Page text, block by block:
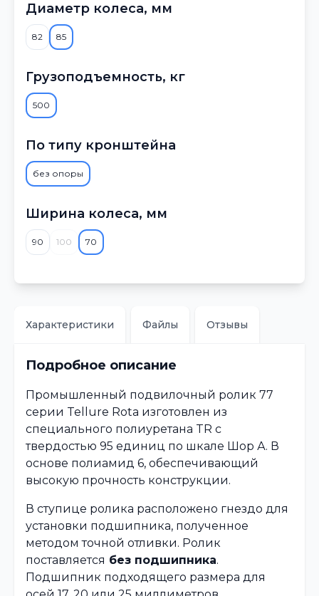
Диаметр колеса, мм
82 85
Грузоподъемность, кг
500
По типу кронштейна
без опоры
Ширина колеса, мм
90 100 70
Характеристики Файлы Отзывы
Подробное описание
Промышленный подвилочный ролик 77
серии Tellure Rota изготовлен из
специального полиуретана TR с
твердостью 95 единиц по шкале Шор А. В
основе полиамид 6, обеспечивающий
высокую прочность конструкции.
В ступице ролика расположено гнездо для
установки подшипника, полученное
методом точной отливки. Ролик
поставляется без подшипника.
Подшипник подходящего размера для